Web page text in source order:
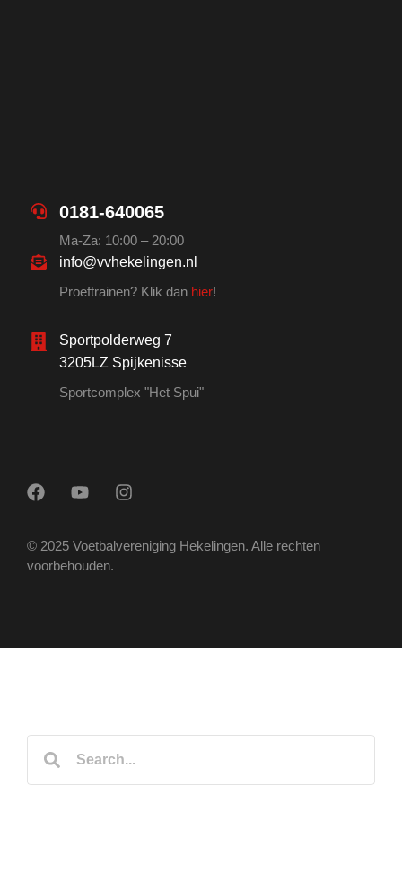
0181-640065
Ma-Za: 10:00 – 20:00
info@vvhekelingen.nl
Proeftrainen? Klik dan hier!
Sportpolderweg 7
3205LZ Spijkenisse
Sportcomplex "Het Spui"
© 2025 Voetbalvereniging Hekelingen. Alle rechten
voorbehouden.